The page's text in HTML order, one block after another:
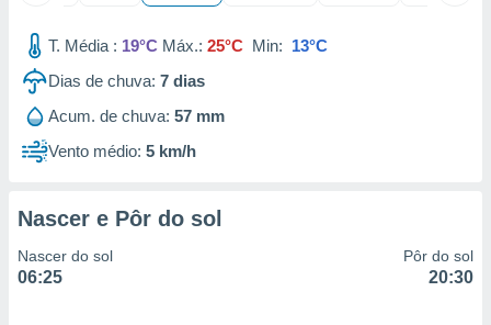
T. Média : 19°C Máx.: 25°C Min: 13°C
Dias de chuva: 7 dias
Acum. de chuva: 57 mm
Vento médio: 5 km/h
Nascer e Pôr do sol
Nascer do sol
06:25
Pôr do sol
20:30